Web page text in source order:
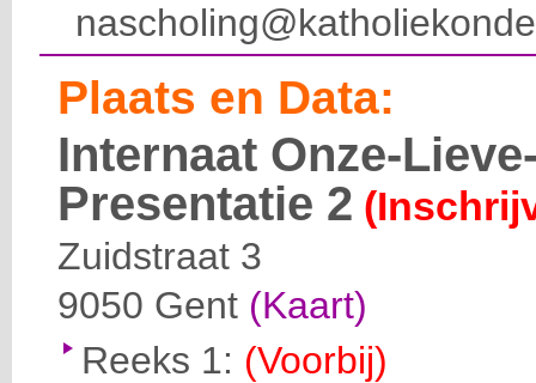
Plaats en Data:
Internaat Onze-
Presentatie 2
Zuidstraat 3
9050 Gent (Kaart)
Reeks 1: (Voorbij)